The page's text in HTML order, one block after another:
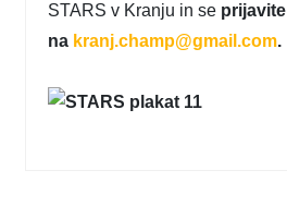
STARS v Kranju in se prijavite
na kranj.champ@gmail.com.